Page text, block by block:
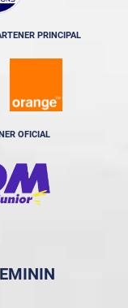
PRINCIPAL
OFICIAL